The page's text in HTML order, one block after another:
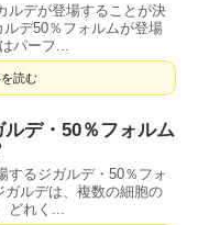
ルデが登場することが決
デ50％フォルムが登場
パーフ...
読む
ルデ・50％フォルム
するジガルデ・50％フォ
ルデは、複数の細胞の
どれく...